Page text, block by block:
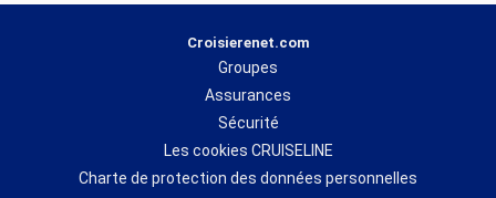
Croisierenet.com
Groupes
Assurances
Sécurité
Les cookies CRUISELINE
Charte de protection des données personnelles